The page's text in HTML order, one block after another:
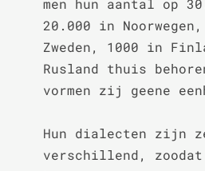
men hun aantal op
20.000 in
Zweden, 1000 in
Rusland thuis
vormen zij geene
Hun dialecten zijn
verschillend, zoodat